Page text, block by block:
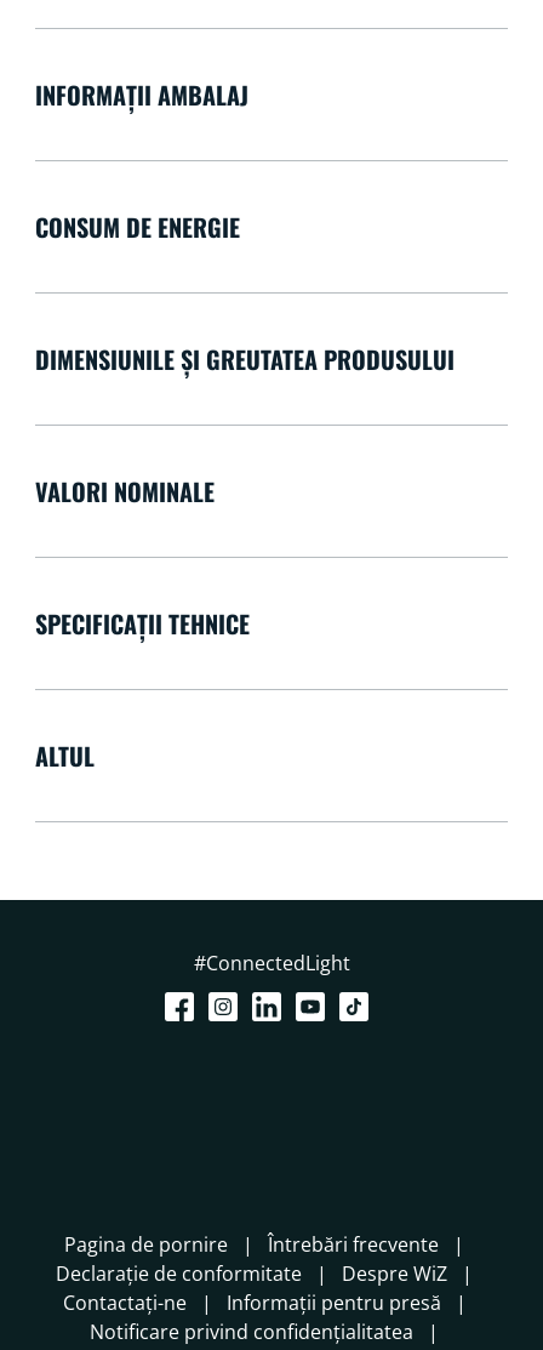
INFORMAȚII AMBALAJ
CONSUM DE ENERGIE
DIMENSIUNILE ȘI GREUTATEA PRODUSULUI
VALORI NOMINALE
SPECIFICAȚII TEHNICE
ALTUL
#ConnectedLight
Pagina de pornire
Întrebări frecvente
Declarație de conformitate
Despre WiZ
Contactați-ne
Informații pentru presă
Notificare privind confidențialitatea